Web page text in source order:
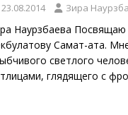
23.08.2014 Зира
Наурзбаева
Самат-ата.
светлого
глядящего с